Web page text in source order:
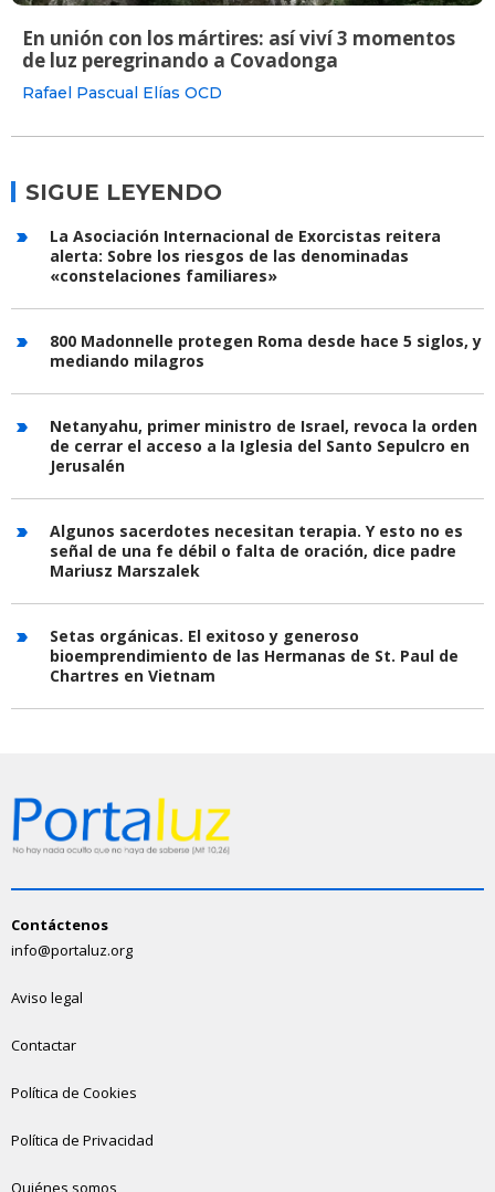
En unión con los mártires: así viví 3 momentos
de luz peregrinando a Covadonga
Rafael Pascual Elías OCD
SIGUE LEYENDO
La Asociación Internacional de Exorcistas reitera
alerta: Sobre los riesgos de las denominadas
«constelaciones familiares»
800 Madonnelle protegen Roma desde hace 5 siglos, y
mediando milagros
Netanyahu, primer ministro de Israel, revoca la orden
de cerrar el acceso a la Iglesia del Santo Sepulcro en
Jerusalén
Algunos sacerdotes necesitan terapia. Y esto no es
señal de una fe débil o falta de oración, dice padre
Mariusz Marszalek
Setas orgánicas. El exitoso y generoso
bioemprendimiento de las Hermanas de St. Paul de
Chartres en Vietnam
Contáctenos
info@portaluz.org
Aviso legal
Contactar
Política de Cookies
Política de Privacidad
Quiénes somos